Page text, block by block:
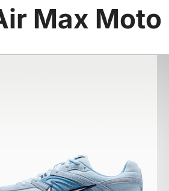
Max Moto